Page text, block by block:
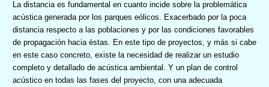
La distancia es fundamental en cuanto incide sobre la problemática
acústica generada por los parques eólicos. Exacerbado por la poca
distancia respecto a las poblaciones y por las condiciones favorables
de propagación hacia éstas. En este tipo de proyectos, y más si cabe
en este caso concreto, existe la necesidad de realizar un estudio
completo y detallado de acústica ambiental. Y un plan de control
acústico en todas las fases del proyecto, con una adecuada